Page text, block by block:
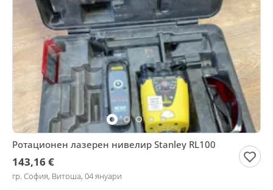
Ротационен лазерен нивелир Stanley RL100
143,16 €
гр. София, Витоша, 04 януари